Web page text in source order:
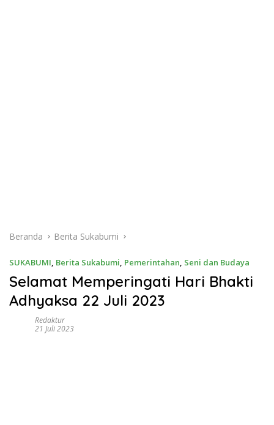
Beranda Berita Sukabumi
SUKABUMI, Berita Sukabumi, Pemerintahan, Seni dan Budaya
Selamat Memperingati Hari Bhakti
Adhyaksa 22 Juli 2023
Redaktur
21 Juli 2023